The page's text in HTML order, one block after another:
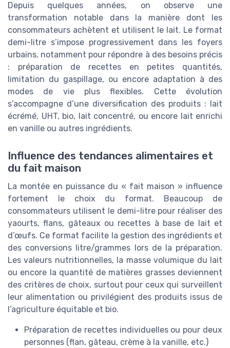
Depuis quelques années, on observe une
transformation notable dans la manière dont les
consommateurs achètent et utilisent le lait. Le format
demi-litre s’impose progressivement dans les foyers
urbains, notamment pour répondre à des besoins précis
: préparation de recettes en petites quantités,
limitation du gaspillage, ou encore adaptation à des
modes de vie plus flexibles. Cette évolution
s’accompagne d’une diversification des produits : lait
écrémé, UHT, bio, lait concentré, ou encore lait enrichi
en vanille ou autres ingrédients.
Influence des tendances alimentaires et
du fait maison
La montée en puissance du « fait maison » influence
fortement le choix du format. Beaucoup de
consommateurs utilisent le demi-litre pour réaliser des
yaourts, flans, gâteaux ou recettes à base de lait et
d’œufs. Ce format facilite la gestion des ingrédients et
des conversions litre/grammes lors de la préparation.
Les valeurs nutritionnelles, la masse volumique du lait
ou encore la quantité de matières grasses deviennent
des critères de choix, surtout pour ceux qui surveillent
leur alimentation ou privilégient des produits issus de
l’agriculture équitable et bio.
Préparation de recettes individuelles ou pour deux
personnes (flan, gâteau, crème à la vanille, etc.)